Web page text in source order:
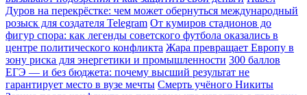
Дуров на перекрёстке: чем может обернуться международный
розыск для создателя Telegram От кумиров стадионов до
фигур спора: как легенды советского футбола оказались в
центре политического конфликта Жара превращает Европу в
зону риска для энергетики и промышленности 300 баллов
ЕГЭ — и без бюджета: почему высший результат не
гарантирует место в вузе мечты Смерть учёного Никиты